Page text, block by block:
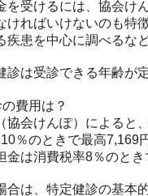
を受けるには、協会け
ければいけないのも特
疾患を中心に調べるな
診は受診できる年齢が
費用は？
協会けんぽ）によると
％のときで最高7,169
金は消費税率8％のと
合は、特定健診の基本